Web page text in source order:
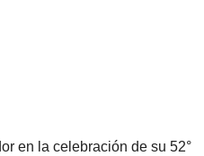
en la celebración de su 52°